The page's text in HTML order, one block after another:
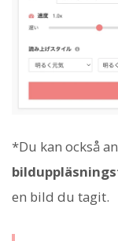
*Du kan också
en bild du tagit.